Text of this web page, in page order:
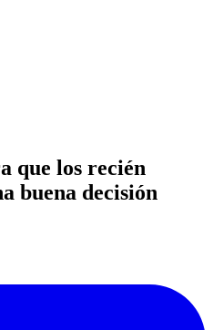
que los recién
buena decisión